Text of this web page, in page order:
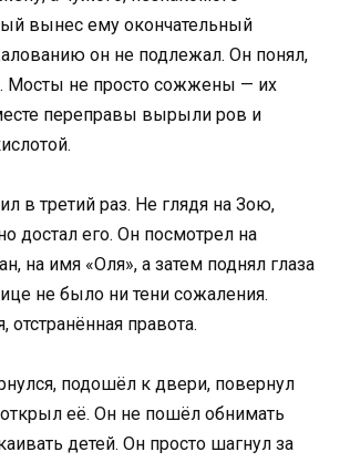
вынес ему окончательный
он не подлежал. Он понял,
Мосты не просто сожжены — их
переправы вырыли ров и
в третий раз. Не глядя на Зою,
достал его. Он посмотрел на
на имя «Оля», а затем поднял глаза
не было ни тени сожаления.
отстранённая правота.
подошёл к двери, повернул
её. Он не пошёл обнимать
детей. Он просто шагнул за